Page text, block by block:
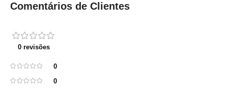
Comentários de Clientes
0 revisões
0
0